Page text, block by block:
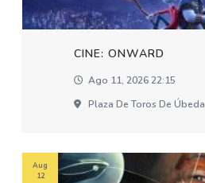
CINE: ONWARD
Ago 11, 2026 22:15
Plaza De Toros De Úbeda
Aug
12